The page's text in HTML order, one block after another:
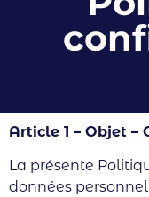
Article 1 – Objet –
La présente
données